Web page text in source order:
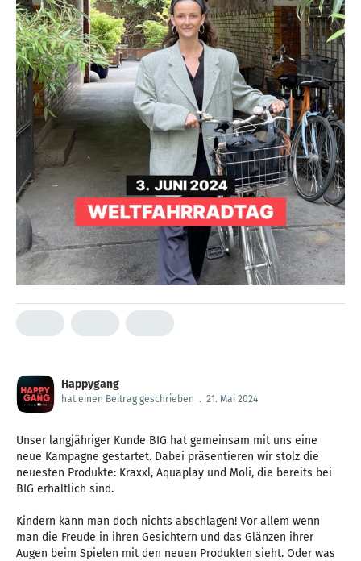
Happygang
hat einen Beitrag geschrieben . 21. Mai 2024
Unser langjähriger Kunde BIG hat gemeinsam mit uns eine
neue Kampagne gestartet. Dabei präsentieren wir stolz die
neuesten Produkte: Kraxxl, Aquaplay und Moli, die bereits bei
BIG erhältlich sind.
Kindern kann man doch nichts abschlagen! Vor allem wenn
man die Freude in ihren Gesichtern und das Glänzen ihrer
Augen beim Spielen mit den neuen Produkten sieht. Oder was